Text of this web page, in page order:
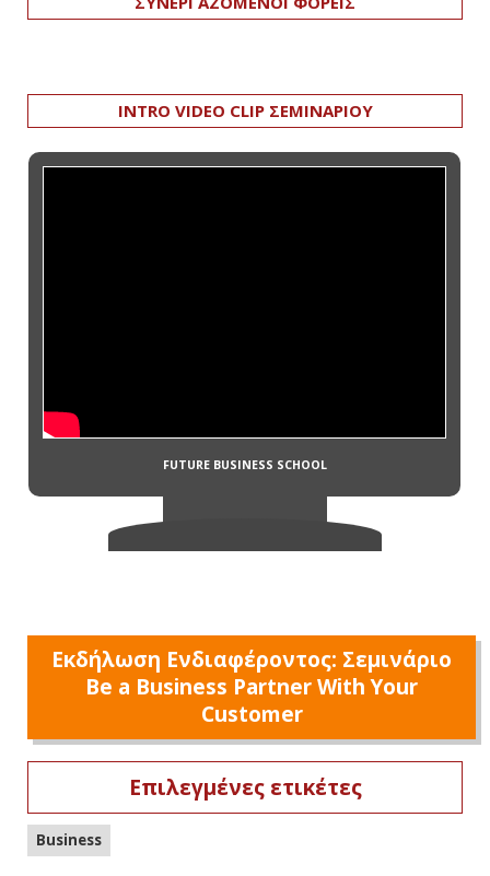
INTRO VIDEO CLIP ΣΕΜΙΝΑΡΙΟΥ
Εκδήλωση Ενδιαφέροντος: Σεμινάριο
Be a Business Partner With Your
Customer
Επιλεγμένες ετικέτες
Business